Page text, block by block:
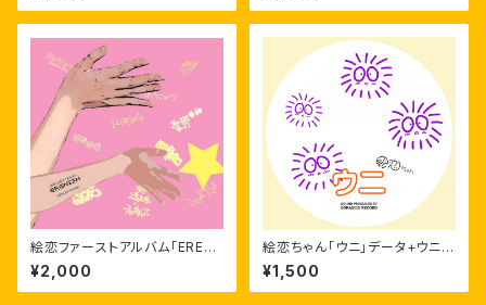
絵恋ファーストアルバム｢ERENI
SM｣
¥2,000
絵恋ちゃん「ウニ」データ+ウニウ
ニデジタルフォト2枚セット
¥1,500